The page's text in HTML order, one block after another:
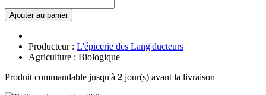
Ajouter au panier
Producteur : L'épicerie des Lang'ducteurs
Agriculture : Biologique
Produit commandable jusqu'à 2 jour(s) avant la livraison